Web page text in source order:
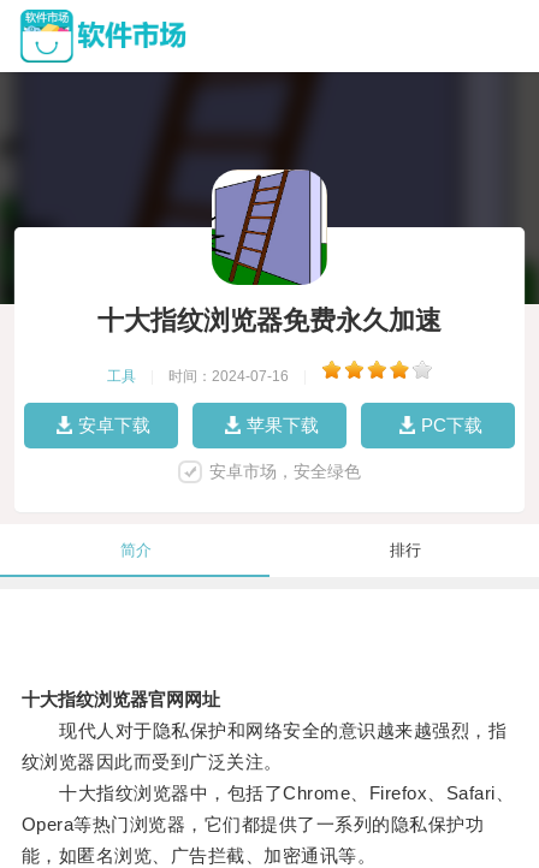
十大指纹浏览器免费永久加速
工具 时间：2024-07-16
安卓下载 苹果下载 PC下载
安卓市场，安全绿色
简介 排行
十大指纹浏览器官网网址
现代人对于隐私保护和网络安全的意识越来越强烈，指
纹浏览器因此而受到广泛关注。
十大指纹浏览器中，包括了Chrome、Firefox、Safari、
Opera等热门浏览器，它们都提供了一系列的隐私保护功
能，如匿名浏览、广告拦截、加密通讯等。